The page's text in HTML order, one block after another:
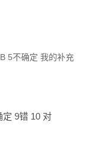
5不确定 我的补充
定 9错 10 对